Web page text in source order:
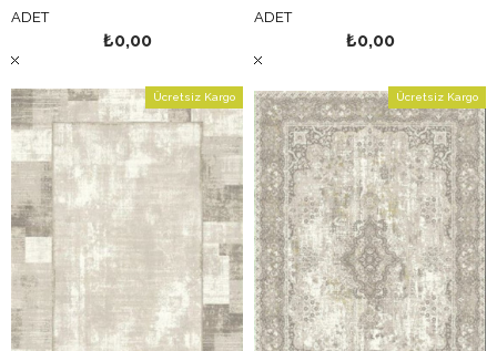
ADET
₺0,00
ADET
₺0,00
Ücretsiz Kargo Ücretsiz Kargo